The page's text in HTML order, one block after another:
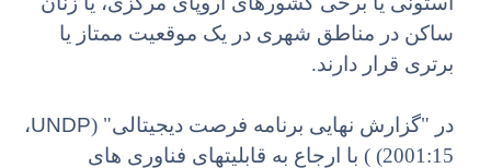
ساکن در مناطق شهری در یک موقعیت ممتاز یا
برتری قرار دارند.
در "گزارش نهایی برنامه فرصت دیجیتالی" (UNDP،
2001:15) ) با ارجاع به قابلیتهای فناوری های